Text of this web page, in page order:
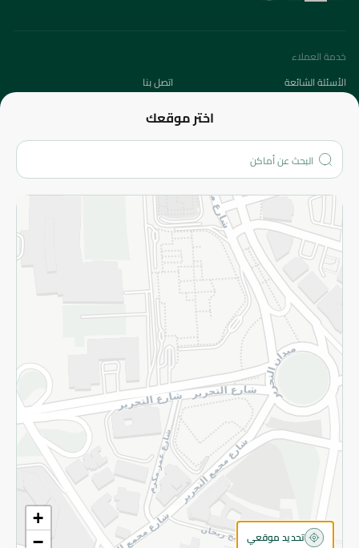
اختر موقعك
+
−
تحديد موقعي
خدمة العملاء
الأسئلة الشائعة
اتصل بنا
من نحن؟
الفروع
المزيد
الاسترجاع
سياسة الاستخدام
سياسة الخصوصية
قم بالتسجيل للنشرة
©2026 - Spinneys | جميع الحقوق محفوظة